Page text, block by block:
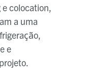
colocation,
a uma
e